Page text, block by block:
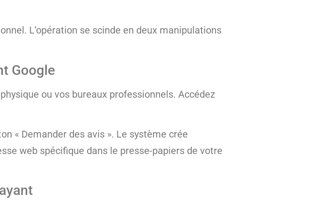
L’opération se scinde en deux manipulations
Google
ou vos bureaux professionnels. Accédez
« Demander des avis ». Le système crée
web spécifique dans le presse-papiers de votre